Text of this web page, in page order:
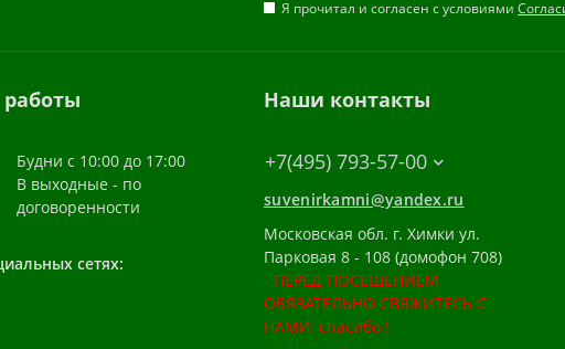
Я прочитал и согласен с условиями
Будни с 10:00 до 17:00
В выходные - по
договоренности
сетях:
Наши контакты
+7(495) 793-57-00
suvenirkamni@yandex.ru
Московская обл. г. Химки ул.
Парковая 8 - 108 (домофон 708)
- ПЕРЕД ПОСЕЩЕНИЕМ
ОБЯЗАТЕЛЬНО СВЯЖИТЕСЬ С
НАМИ, спасибо !